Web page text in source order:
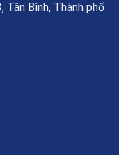
Tân Bình, Thành phố